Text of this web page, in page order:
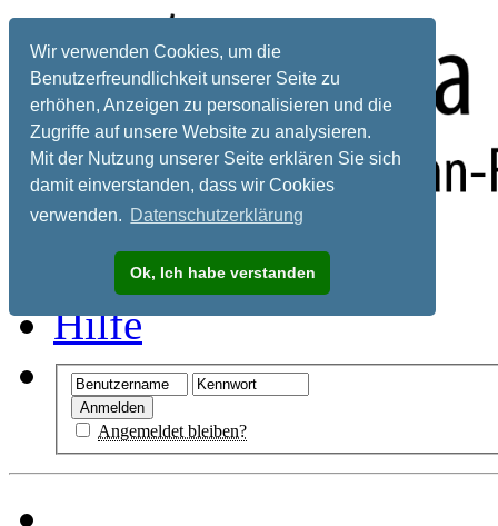
Wir verwenden Cookies, um die
Benutzerfreundlichkeit unserer Seite zu
erhöhen, Anzeigen zu personalisieren und die
Zugriffe auf unsere Website zu analysieren.
Mit der Nutzung unserer Seite erklären Sie sich
damit einverstanden, dass wir Cookies
verwenden. Datenschutzerklärung
Ok, Ich habe verstanden
Registrieren
Hilfe
Angemeldet bleiben?